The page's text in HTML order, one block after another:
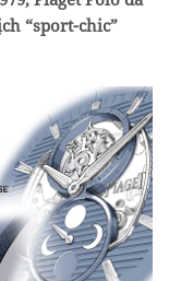
“sport-chic”